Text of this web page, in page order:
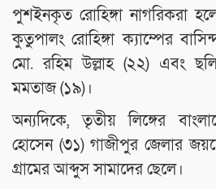
পুশইনকৃত রোহিঙ্গা নাগরিকরা
কুতুপালং রোহিঙ্গা ক্যাম্পের
মো. রহিম উল্লাহ (২২) এবং
মমতাজ (১৯)।
অন্যদিকে, তৃতীয় লিঙ্গের
হোসেন (৩১) গাজীপুর জেলার
গ্রামের আব্দুস সামাদের ছেলে।